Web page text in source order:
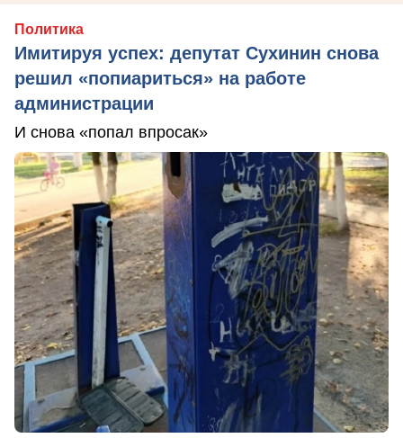
Политика
Имитируя успех: депутат Сухинин снова
решил «попиариться» на работе
администрации
И снова «попал впросак»